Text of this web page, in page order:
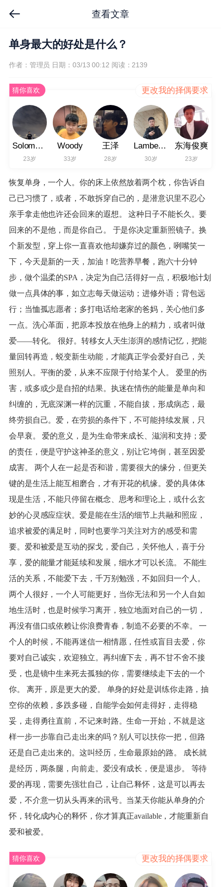
查看文章
单身最大的好处是什么？
作者：管理员 日期：03/13 00:12 阅读：2139
猜你喜欢 更改我的择偶要求
Solomon102
23岁
Woody
33岁
王泽
28岁
Lambert406
30岁
东海俊爽
23岁
恢复单身，一个人。你的床上依然放着两个枕，你告诉自
己已习惯了，或者，不敢拆穿自己的，是潜意识里不忍心
亲手拿走他也许还会回来的遐想。 这种日子不能长久。要
回来的不是他，而是你自己。 于是你决定重新照镜子。换
个新发型，穿上你一直喜欢他却嫌弃过的颜色，咧嘴笑一
下，今天是新的一天，加油！吃营养早餐，跑六十分钟
步，做个温柔的SPA，决定为自己活得好一点，积极地计划
做一点具体的事，如立志每天做运动；进修外语；背包远
行；当恤孤志愿者；多打电话给老家的爸妈，关心他们多
一点。洗心革面，把原本投放在他身上的精力，或者叫做
爱——转化。 很好。转移女人天生澎湃的感情记忆，把能
量回转再造，蜕变新生动能，才能真正学会爱好自己，关
照别人。平衡的爱，从来不应限于付给某个人。 爱里的伤
害，或多或少是自招的结果。执迷在情伤的能量是单向和
纠缠的，无底深渊一样的沉重，不能自拔，形成病态，最
终劳损自己。爱，在劳损的条件下，不可能持续发展，只
会早衰。 爱的意义，是为生命带来成长、滋润和支持；爱
的责任，便是守护这神圣的意义，别让它垮倒，甚至因爱
成害。 两个人在一起是否和谐，需要很大的缘分，但更关
键的是生活上能互相磨合，才有开花的机缘。爱的具体体
现是生活，不能只停留在概念、思考和理论上，或什么玄
妙的心灵感应症状。爱是能在生活的细节上共融和照应，
追求被爱的满足时，同时也要学习关注对方的感受和需
要。爱和被爱是互动的探戈，爱自己，关怀他人，喜于分
享，爱的能量才能延续和发展，细水才可以长流。 不能生
活的关系，不能爱下去，千万别勉强，不如回归一个人。
两个人很好，一个人可能更好，当你无法和另一个人自如
地生活时，也是时候学习离开，独立地面对自己的一切，
再没有借口或依赖让你浪费青春，制造不必要的不幸。 一
个人的时候，不能再迷信一相情愿，任性或盲目去爱，你
要对自己诚实，欢迎独立。再纠缠下去，再不甘不舍不接
受，也是镜中生来死去孤独的你，需要继续走下去的一个
你。 离开，原是更大的爱。 单身的好处是训练你走路，抽
空你的依赖，多跌多碰，自能学会如何走得好，走得稳
妥，走得勇往直前，不记来时路。生命一开始，不就是这
样一步一步靠自己走出来的吗？别人可以扶你一把，但路
还是自己走出来的。这叫经历，生命最原始的路。 成长就
是经历，两条腿，向前走。爱没有成长，便是退步。 等待
爱的再现，需要先强壮自己，让自己释怀，这是可以再去
爱，不介意一切从头再来的讯号。当某天你能从单身的介
怀，转化成内心的释怀，你才算真正available，才能重新自
爱和被爱。
猜你喜欢 更改我的择偶要求